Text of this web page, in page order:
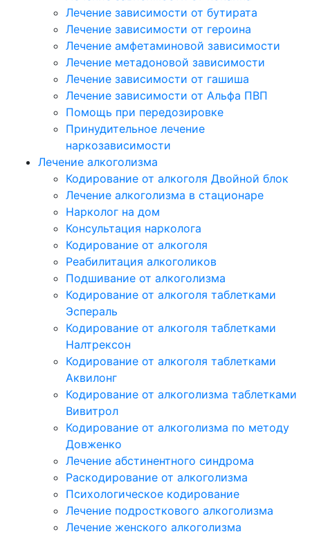
Лечение зависимости от бутирата
Лечение зависимости от героина
Лечение амфетаминовой зависимости
Лечение метадоновой зависимости
Лечение зависимости от гашиша
Лечение зависимости от Альфа ПВП
Помощь при передозировке
Принудительное лечение
наркозависимости
Лечение алкоголизма
Кодирование от алкоголя Двойной блок
Лечение алкоголизма в стационаре
Нарколог на дом
Консультация нарколога
Кодирование от алкоголя
Реабилитация алкоголиков
Подшивание от алкоголизма
Кодирование от алкоголя таблетками
Эспераль
Кодирование от алкоголя таблетками
Налтрексон
Кодирование от алкоголя таблетками
Аквилонг
Кодирование от алкоголизма таблетками
Вивитрол
Кодирование от алкоголизма по методу
Довженко
Лечение абстинентного синдрома
Раскодирование от алкоголизма
Психологическое кодирование
Лечение подросткового алкоголизма
Лечение женского алкоголизма